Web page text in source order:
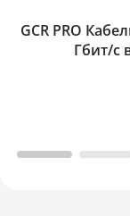
GCR PRO
Гбит/с